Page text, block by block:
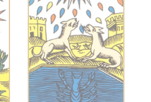
et les émotions
profondes. Cette
carte peut indiquer
des périodes de
confusion
émotionnelle ou
l’appel à écouter
votre intuition.